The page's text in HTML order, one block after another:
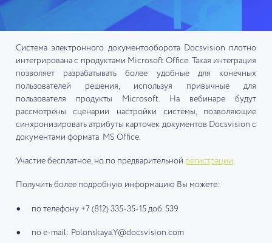
Система электронного документооборота Docsvision плотно
интегрирована с продуктами Microsoft Office. Такая интеграция
позволяет разрабатывать более удобные для конечных
пользователей решения, используя привычные для
пользователя продукты Microsoft. На вебинаре будут
рассмотрены сценарии настройки системы, позволяющие
синхронизировать атрибуты карточек документов Docsvision с
документами формата MS Office.
Участие бесплатное, но по предварительной регистрации.
Получить более подробную информацию Вы можете:
по телефону +7 (812) 335-35-15 доб. 539
по e-mail: Polonskaya.Y@docsvision.com